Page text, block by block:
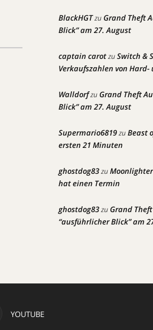
BlackHGTzuGrand Theft
Blick” am 27. August
captain carotzuSwitch &
Verkaufszahlen von Hard-
WalldorfzuGrand Theft
Blick” am 27. August
Supermario6819zuBeast
ersten 21 Minuten
ghostdog83zu
hat einen Termin
ghostdog83zuGrand
“ausführlicher Blick” am
YOUTUBE